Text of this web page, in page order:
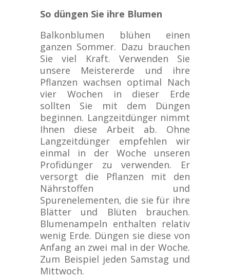
So düngen Sie ihre Blumen
Balkonblumen blühen einen
ganzen Sommer. Dazu brauchen
Sie viel Kraft. Verwenden Sie
unsere Meistererde und ihre
Pflanzen wachsen optimal Nach
vier Wochen in dieser Erde
sollten Sie mit dem Düngen
beginnen. Langzeitdünger nimmt
Ihnen diese Arbeit ab. Ohne
Langzeitdünger empfehlen wir
einmal in der Woche unseren
Profidünger zu verwenden. Er
versorgt die Pflanzen mit den
Nährstoffen und
Spurenelementen, die sie für ihre
Blätter und Blüten brauchen.
Blumenampeln enthalten relativ
wenig Erde. Düngen sie diese von
Anfang an zwei mal in der Woche.
Zum Beispiel jeden Samstag und
Mittwoch.